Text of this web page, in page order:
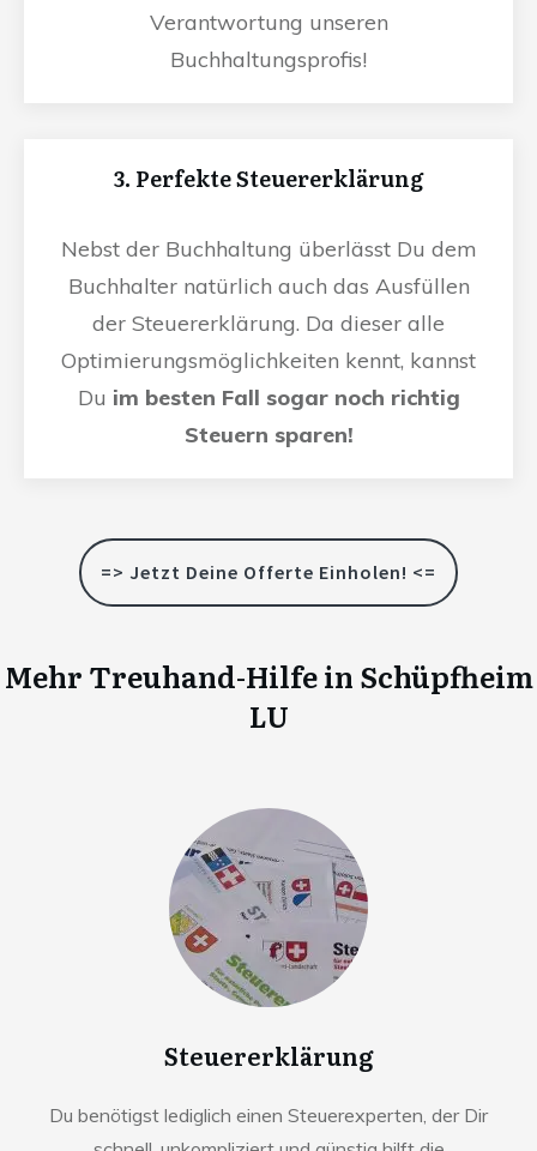
Verantwortung unseren
Buchhaltungsprofis!
3. Perfekte Steuererklärung
Nebst der Buchhaltung überlässt Du dem
Buchhalter natürlich auch das Ausfüllen
der Steuererklärung. Da dieser alle
Optimierungsmöglichkeiten kennt, kannst
Du im besten Fall sogar noch richtig
Steuern sparen!
=> Jetzt Deine Offerte Einholen! <=
Mehr Treuhand-Hilfe in Schüpfheim
LU
Steuererklärung
Du benötigst lediglich einen Steuerexperten, der Dir